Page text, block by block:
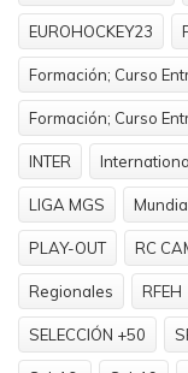
EUROHOCKEY23
Formación; Curso
Formación; Curso
INTER
LIGA MGS
PLAY-OUT RC
Regionales RFEH
SELECCIÓN +50